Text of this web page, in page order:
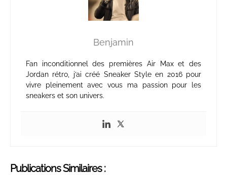
Benjamin
Fan inconditionnel des premières Air Max et des
Jordan rétro, j’ai créé Sneaker Style en 2016 pour
vivre pleinement avec vous ma passion pour les
sneakers et son univers.
Publications Similaires :